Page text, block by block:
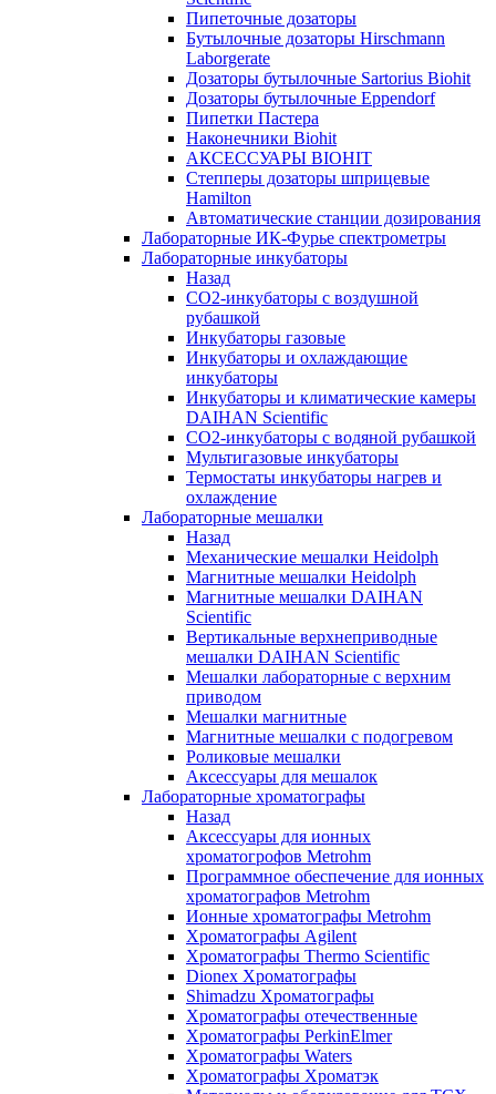
Пипеточные дозаторы
Бутылочные дозаторы Hirschmann
Laborgerate
Дозаторы бутылочные Sartorius Biohit
Дозаторы бутылочные Eppendorf
Пипетки Пастера
Наконечники Biohit
АКСЕССУАРЫ BIOHIT
Степперы дозаторы шприцевые
Hamilton
Автоматические станции дозирования
Лабораторные ИК-Фурье спектрометры
Лабораторные инкубаторы
Назад
СО2-инкубаторы с воздушной
рубашкой
Инкубаторы газовые
Инкубаторы и охлаждающие
инкубаторы
Инкубаторы и климатические камеры
DAIHAN Scientific
CO2-инкубаторы с водяной рубашкой
Мультигазовые инкубаторы
Термостаты инкубаторы нагрев и
охлаждение
Лабораторные мешалки
Назад
Механические мешалки Heidolph
Магнитные мешалки Heidolph
Магнитные мешалки DAIHAN
Scientific
Вертикальные верхнеприводные
мешалки DAIHAN Scientific
Мешалки лабораторные с верхним
приводом
Мешалки магнитные
Магнитные мешалки с подогревом
Роликовые мешалки
Аксессуары для мешалок
Лабораторные хроматографы
Назад
Аксессуары для ионных
хроматогрофов Metrohm
Программное обеспечение для ионных
хроматографов Metrohm
Ионные хроматографы Metrohm
Хроматографы Agilent
Хроматографы Thermo Scientific
Dionex Хроматографы
Shimadzu Хроматографы
Хроматографы отечественные
Хроматографы PerkinElmer
Хроматографы Waters
Хроматографы Хроматэк